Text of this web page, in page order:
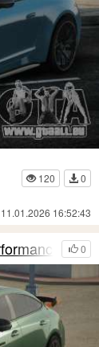
120
0
11.01.2026 16:52:43
0